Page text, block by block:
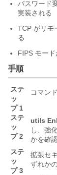
パスワード
実装される
TCP がリモ
る
FIPS モー
手順
ステ
ッ
プ 1
コマン
ステ
ッ
プ 2
utils
し、強
かを確
ステ
ッ
プ 3
拡張セ
ずれか